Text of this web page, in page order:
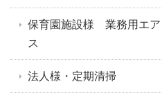
保育園施設様 業務用エア
ス
法人様・定期清掃